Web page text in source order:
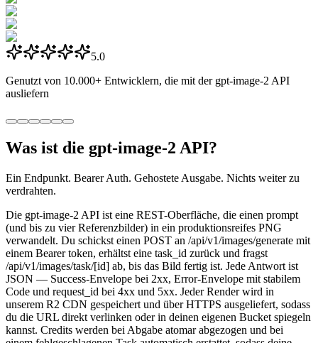
5.0
Genutzt von 10.000+ Entwicklern, die mit der gpt-image-2 API
ausliefern
Was ist die gpt-image-2 API?
Ein Endpunkt. Bearer Auth. Gehostete Ausgabe. Nichts weiter zu
verdrahten.
Die gpt-image-2 API ist eine REST-Oberfläche, die einen prompt
(und bis zu vier Referenzbilder) in ein produktionsreifes PNG
verwandelt. Du schickst einen POST an /api/v1/images/generate mit
einem Bearer token, erhältst eine task_id zurück und fragst
/api/v1/images/task/[id] ab, bis das Bild fertig ist. Jede Antwort ist
JSON — Success-Envelope bei 2xx, Error-Envelope mit stabilem
Code und request_id bei 4xx und 5xx. Jeder Render wird in
unserem R2 CDN gespeichert und über HTTPS ausgeliefert, sodass
du die URL direkt verlinken oder in deinen eigenen Bucket spiegeln
kannst. Credits werden bei Abgabe atomar abgezogen und bei